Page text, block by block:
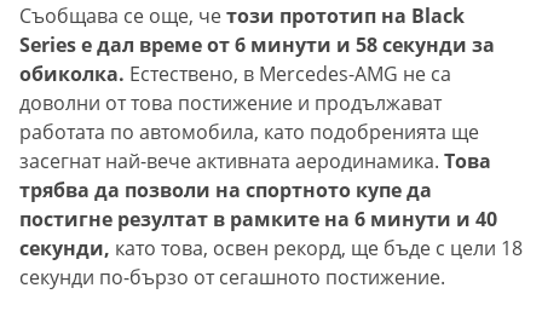
Съобщава се още, четози прототип на Black
Series е дал време от 6 минути и 58 секунди за
обиколка. Естествено, в Mercedes-AMG не са
доволни от това постижение и продължават
работата по автомобила, като подобренията ще
засегнат най-вече активната аеродинамика. Това
трябва да позволи на спортното купе да
постигне резултат в рамките на 6 минути и 40
секунди, като това, освен рекорд, ще бъде с цели 18
секунди по-бързо от сегашното постижение.